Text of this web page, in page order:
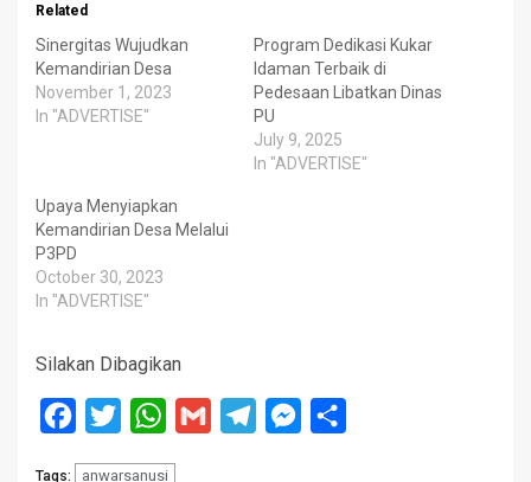
Related
Sinergitas Wujudkan
Kemandirian Desa
November 1, 2023
In "ADVERTISE"
Program Dedikasi Kukar
Idaman Terbaik di
Pedesaan Libatkan Dinas
PU
July 9, 2025
In "ADVERTISE"
Upaya Menyiapkan
Kemandirian Desa Melalui
P3PD
October 30, 2023
In "ADVERTISE"
Silakan Dibagikan
Facebook
Twitter WhatsApp
Gmail TelegramMessenger
Tags: anwarsanusi